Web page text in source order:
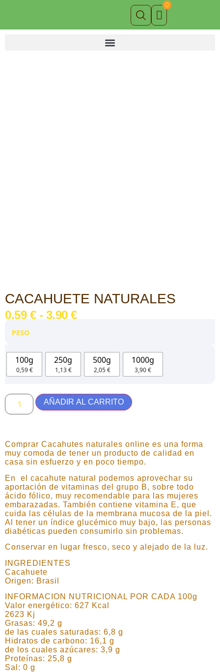
CACAHUETE NATURALES
0,59 € - 3,90 €
PESO
100g
0,59 €
250g
1,13 €
500g
2,05 €
1000g
3,90 €
AÑADIR AL CARRITO
Comprar Cacahutes naturales online es una forma
muy comoda de tener un producto de calidad en
casa sin esfuerzo y en poco tiempo.
En el cacahute natural podemos aprovechar su
aportación de vitaminas del grupo B, sobre todo
ácido fólico, muy recomendable para las mujeres
embarazadas. También contiene vitamina E, que
cuida las células de la membrana mucosa de la piel.
Al tener un índice glucémico muy bajo, las personas
diabéticas pueden consumirlo sin problemas.
Conservar en lugar fresco, seco y alejado de la luz.
INGREDIENTES
Cacahuete
Origen: Brasil
INFORMACION NUTRICIONAL POR CADA 100g
Valor energético: 627 Kcal
2623 Kj
Grasas: 49,2 g
de las cuales saturadas: 6,8 g
Hidratos de carbono: 16,1 g
de los cuales azúcares: 3,9 g
Proteínas: 25,8 g
Sal: 0 g